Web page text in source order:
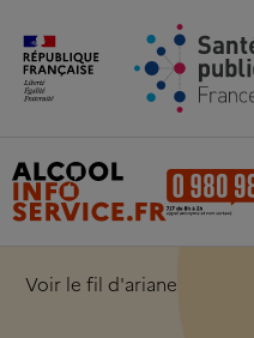
Aller au contenu principal
Voir le fil d'ariane